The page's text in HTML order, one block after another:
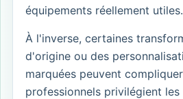
équipements réellement utiles.
À l'inverse, certaines
d'origine ou des
marquées peuvent
professionnels privilégient les